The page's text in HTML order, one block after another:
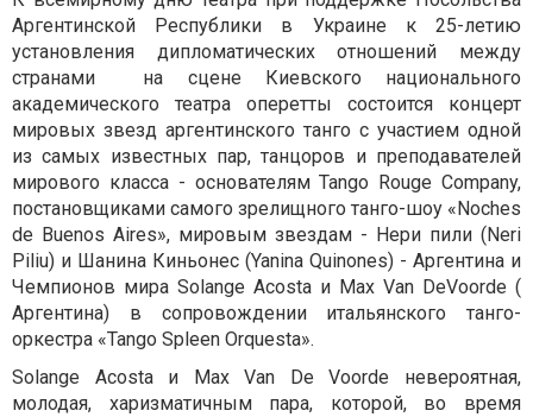
Аргентинской Республики в Украине к 25-летию
установления дипломатических отношений между
странами на сцене Киевского национального
академического театра оперетты состоится концерт
мировых звезд аргентинского танго с участием одной
из самых известных пар, танцоров и преподавателей
мирового класса - основателям Tango Rouge Company,
постановщиками самого зрелищного танго-шоу «Noches
de Buenos Aires», мировым звездам - ​​Нери пили (Neri
Piliu) и Шанина Киньонес (Yanina Quinones) - Аргентина и
Чемпионов мира Solange Acosta и Max Van DeVoorde (
Аргентина) в сопровождении итальянского танго-
оркестра «Tango Spleen Orquesta».
Solange Acosta и Max Van De Voorde невероятная,
молодая, харизматичным пара, которой, во время